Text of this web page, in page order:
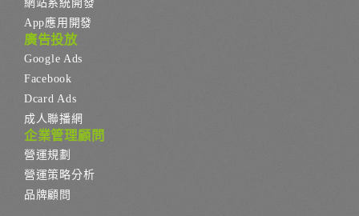
網站系統開發
App應用開發
廣告投放
Google Ads
Facebook
Dcard Ads
成人聯播網
企業管理顧問
營運規劃
營運策略分析
品牌顧問